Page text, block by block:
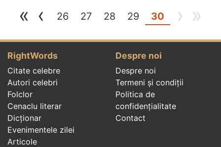
« ‹ 26 27 28 29 30 (current)
› »
RightWords
Citate celebre
Autori celebri
Folclor
Cenaclu literar
Dicționar
Evenimentele zilei
Articole
Despre noi
Despre noi
Termeni și condiții
Politica de
confidenţialitate
Contact